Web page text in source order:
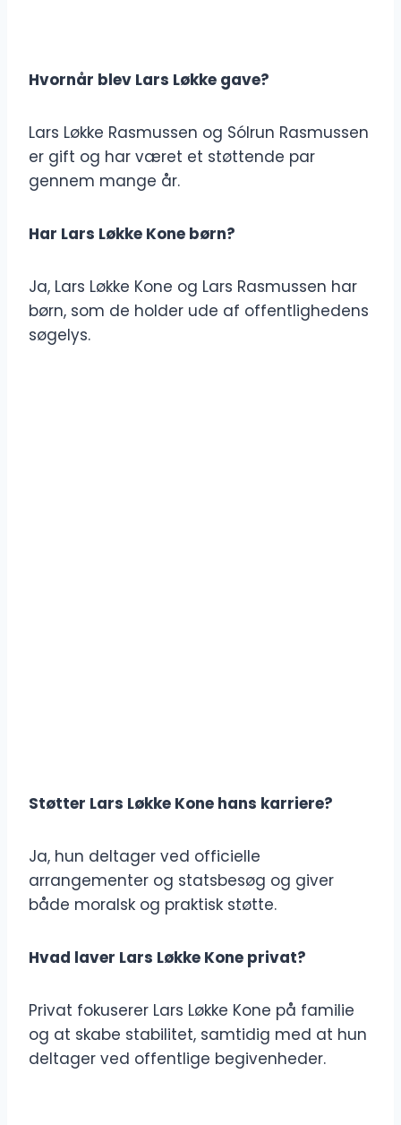
Hvornår blev Lars Løkke gave?
Lars Løkke Rasmussen og Sólrun Rasmussen
er gift og har været et støttende par
gennem mange år.
Har Lars Løkke Kone børn?
Ja, Lars Løkke Kone og Lars Rasmussen har
børn, som de holder ude af offentlighedens
søgelys.
Støtter Lars Løkke Kone hans karriere?
Ja, hun deltager ved officielle
arrangementer og statsbesøg og giver
både moralsk og praktisk støtte.
Hvad laver Lars Løkke Kone privat?
Privat fokuserer Lars Løkke Kone på familie
og at skabe stabilitet, samtidig med at hun
deltager ved offentlige begivenheder.